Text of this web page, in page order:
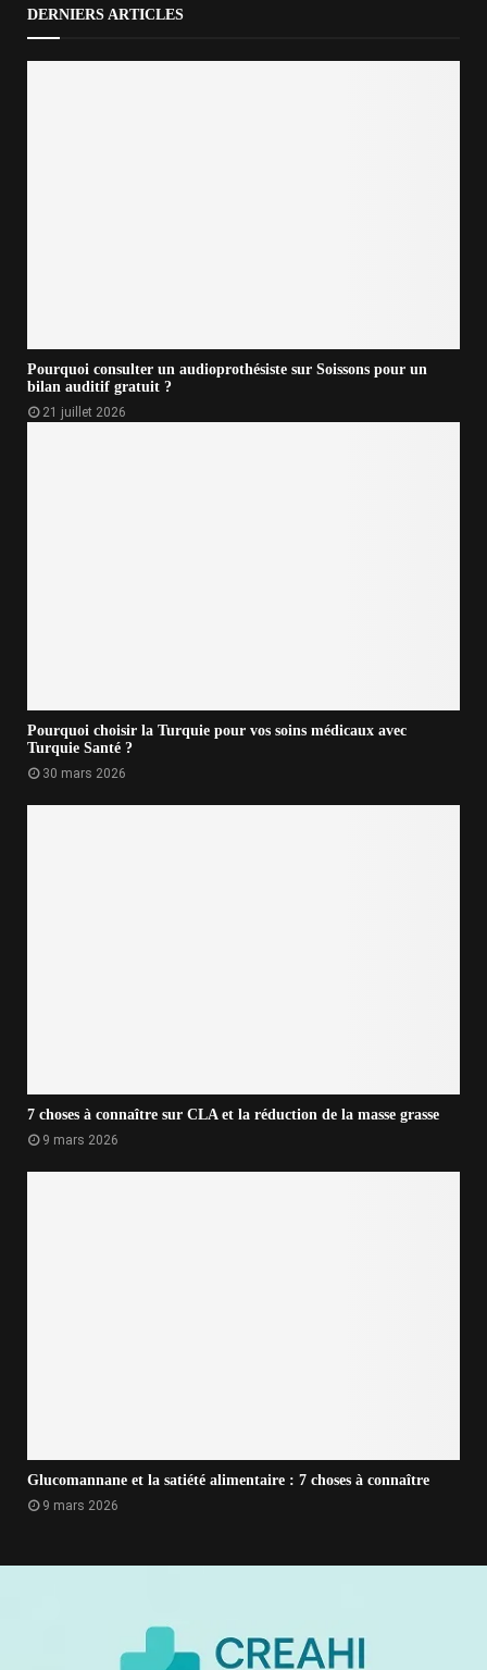
DERNIERS ARTICLES
Pourquoi consulter un audioprothésiste sur Soissons pour un
bilan auditif gratuit ?
21 juillet 2026
Pourquoi choisir la Turquie pour vos soins médicaux avec
Turquie Santé ?
30 mars 2026
7 choses à connaître sur CLA et la réduction de la masse grasse
9 mars 2026
Glucomannane et la satiété alimentaire : 7 choses à connaître
9 mars 2026